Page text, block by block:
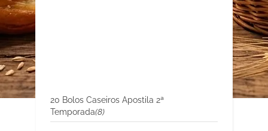
20 Bolos Caseiros Apostila 2ª
Temporada(8)